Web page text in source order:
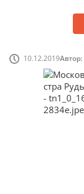
10.12.2019Автор: